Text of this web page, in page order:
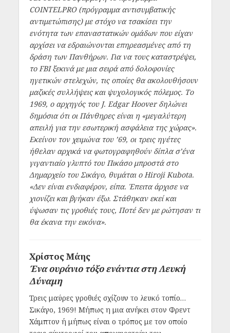
COINTELPRO (πρόγραμμα αντισυμβατικής
αντιμετώπισης) με στόχο να τσακίσει την
ενότητα των επαναστατικών ομάδων που είχαν
αρχίσει να εδραιώνονται επηρεασμένες από τη
δράση των Πανθήρων. Για να τους καταστρέψει,
το FBI ξεκινά με μια σειρά από δολοφονίες
ηγετικών στελεχών, τις οποίες θα ακολουθήσουν
μαζικές συλλήψεις και ψυχολογικός πόλεμος. Το
1969, ο αρχηγός του J. Edgar Hoover δηλώνει
δημόσια ότι οι Πάνθηρες είναι η «μεγαλύτερη
απειλή για την εσωτερική ασφάλεια της χώρας».
Εκείνον τον χειμώνα του ’69, οι τρεις ηγέτες
ήθελαν αρχικά να φωτογραφηθούν δίπλα σ’ένα
γιγαντιαίο γλυπτό του Πικάσο μπροστά στο
Δημαρχείο του Σικάγο, θυμάται ο Hiroji Kubota.
«Δεν είναι ενδιαφέρον, είπα. Έπειτα άρχισε να
χιονίζει και βγήκαν έξω. Στάθηκαν εκεί και
ύψωσαν τις γροθιές τους, Ποτέ δεν με ρώτησαν τι
θα έκανα την εικόνα».
Χρίστος Μάης
Ένα ουράνιο τόξο ενάντια στη Λευκή
Δύναμη
Τρεις μαύρες γροθιές σχίζουν το λευκό τοπίο…
Σικάγο, 1969! Μήπως η μια ανήκει στον Φρεντ
Χάμπτον ή μήπως είναι ο τρόπος με τον οποίο